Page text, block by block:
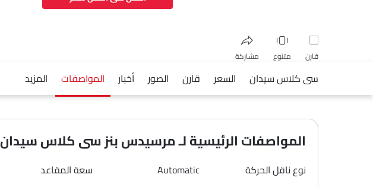
قارن متنوع مشاركة
واتساب
سى كلاس سيدان السعر قارن الصور أخبار المواصفات المزيد
المواصفات الرئيسية لـ مرسيدس بنز سى كلاس سيدان 2026
نوع ناقل الحركة Automatic سعة المقاعد